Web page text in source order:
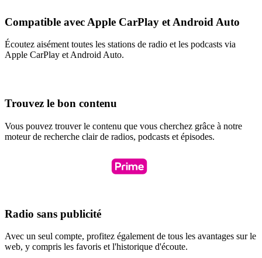
Compatible avec Apple CarPlay et Android Auto
Écoutez aisément toutes les stations de radio et les podcasts via
Apple CarPlay et Android Auto.
Trouvez le bon contenu
Vous pouvez trouver le contenu que vous cherchez grâce à notre
moteur de recherche clair de radios, podcasts et épisodes.
Radio sans publicité
Avec un seul compte, profitez également de tous les avantages sur le
web, y compris les favoris et l'historique d'écoute.